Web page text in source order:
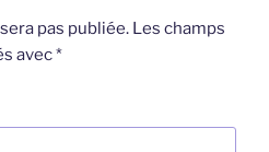
pas publiée. Les champs
avec*